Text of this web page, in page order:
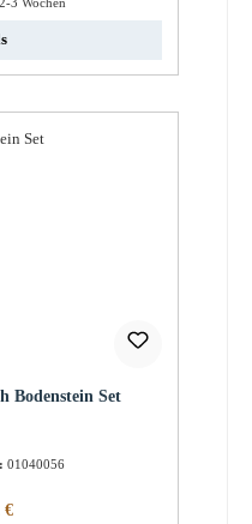
Bodenstein Set
01040056
Preis:
€